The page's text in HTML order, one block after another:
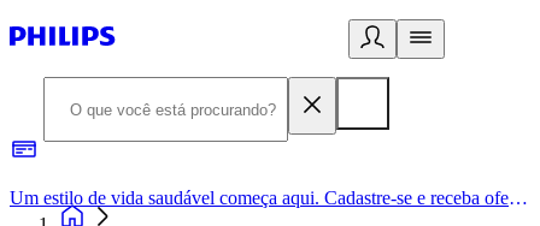
Um estilo de vida saudável começa aqui. Cadastre-se e receba ofertas exclusivas.